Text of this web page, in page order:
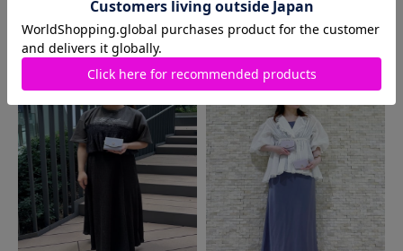
MORE
同じ商品を使ったコーディネート